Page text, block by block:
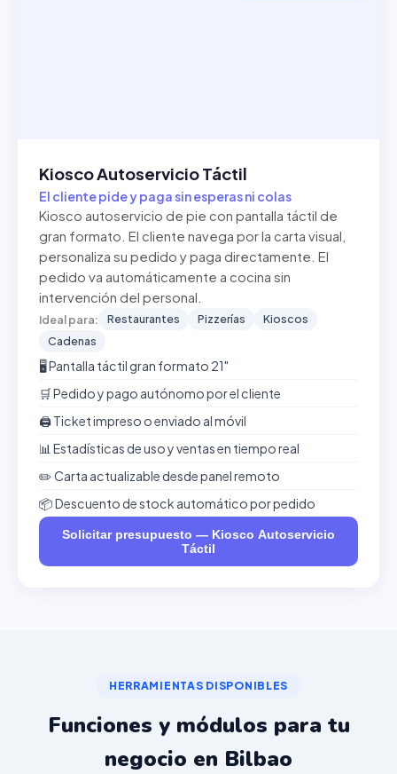
Kiosco Autoservicio Táctil
El cliente pide y paga sin esperas ni colas
Kiosco autoservicio de pie con pantalla táctil de
gran formato. El cliente navega por la carta visual,
personaliza su pedido y paga directamente. El
pedido va automáticamente a cocina sin
intervención del personal.
Ideal para: Restaurantes Pizzerías
Kioscos
Cadenas
🖥️ Pantalla táctil gran formato 21"
🛒 Pedido y pago autónomo por el cliente
🖨️ Ticket impreso o enviado al móvil
📊 Estadísticas de uso y ventas en tiempo real
✏️ Carta actualizable desde panel remoto
📦 Descuento de stock automático por pedido
Solicitar presupuesto — Kiosco Autoservicio
Táctil
HERRAMIENTAS DISPONIBLES
Funciones y módulos para tu
negocio en Bilbao